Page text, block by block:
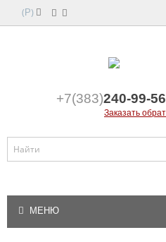
( Р)
+7(383)240-99-56
Заказать
МЕНЮ